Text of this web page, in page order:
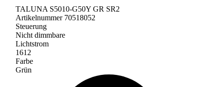
TALUNA S5010-G50Y GR SR2
Artikelnummer 70518052
Steuerung
Nicht dimmbare
Lichtstrom
1612
Farbe
Grün